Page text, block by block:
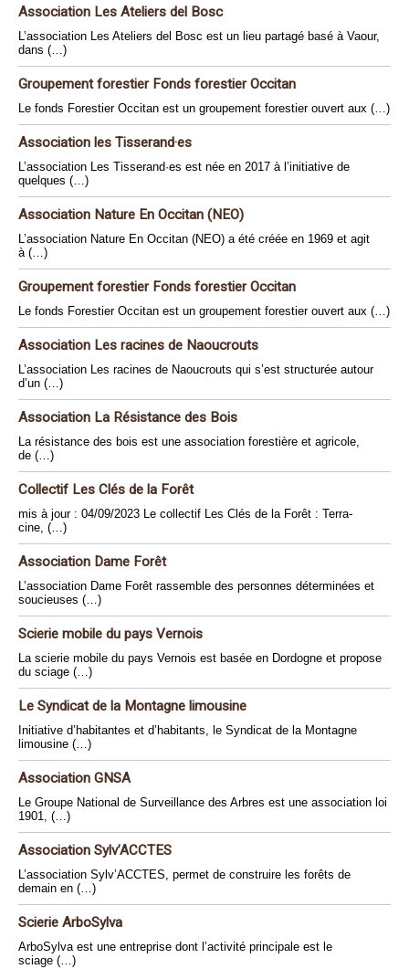
Association Les Ateliers del Bosc
L’association Les Ateliers del Bosc est un lieu partagé basé à Vaour,
dans (…)
Groupement forestier Fonds forestier Occitan
Le fonds Forestier Occitan est un groupement forestier ouvert aux (…)
Association les Tisserand·es
L’association Les Tisserand·es est née en 2017 à l’initiative de
quelques (…)
Association Nature En Occitan (NEO)
L’association Nature En Occitan (NEO) a été créée en 1969 et agit
à (…)
Groupement forestier Fonds forestier Occitan
Le fonds Forestier Occitan est un groupement forestier ouvert aux (…)
Association Les racines de Naoucrouts
L’association Les racines de Naoucrouts qui s’est structurée autour
d’un (…)
Association La Résistance des Bois
La résistance des bois est une association forestière et agricole,
de (…)
Collectif Les Clés de la Forêt
mis à jour : 04/09/2023 Le collectif Les Clés de la Forêt : Terra-
cine, (…)
Association Dame Forêt
L’association Dame Forêt rassemble des personnes déterminées et
soucieuses (…)
Scierie mobile du pays Vernois
La scierie mobile du pays Vernois est basée en Dordogne et propose
du sciage (…)
Le Syndicat de la Montagne limousine
Initiative d’habitantes et d’habitants, le Syndicat de la Montagne
limousine (…)
Association GNSA
Le Groupe National de Surveillance des Arbres est une association loi
1901, (…)
Association Sylv’ACCTES
L’association Sylv’ACCTES, permet de construire les forêts de
demain en (…)
Scierie ArboSylva
ArboSylva est une entreprise dont l’activité principale est le
sciage (…)